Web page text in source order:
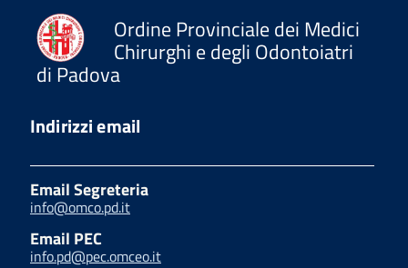
Ordine Provinciale dei Medici
Chirurghi e degli Odontoiatri
di Padova
Indirizzi email
Email Segreteria
info@omco.pd.it
Email PEC
info.pd@pec.omceo.it